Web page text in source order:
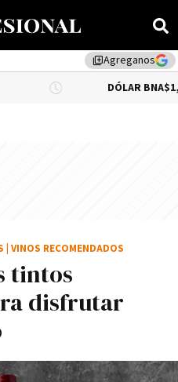
library_addAgreganos
DÓLAR BNA$1,520.00
tintos
disfrutar
VINOS RECOMENDADOS